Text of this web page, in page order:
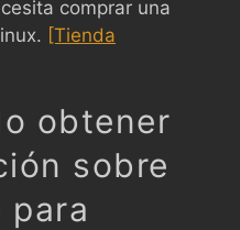
comprar una
[Tienda
obtener
sobre
para